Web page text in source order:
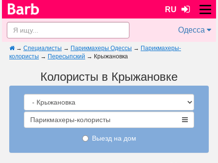
RU
Одесса
→ Специалисты → Парикмахеры Одессы → Парикмахеры-
колористы → Пересыпский → Крыжановка
Колористы в Крыжановке
Парикмахеры-колористы
Выезд на дом